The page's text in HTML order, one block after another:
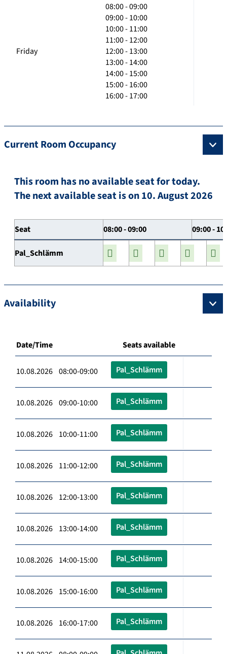
Friday
08:00 - 09:00
09:00 - 10:00
10:00 - 11:00
11:00 - 12:00
12:00 - 13:00
13:00 - 14:00
14:00 - 15:00
15:00 - 16:00
16:00 - 17:00
Current Room Occupancy
This room has no available seat for today.
The next available seat is on 10. August 2026
Seat 08:00 - 09:00 09:00 -
Pal_Schlämm
Availability
Date/Time Seats available
10.08.2026 08:00-09:00 Pal_Schlämm
10.08.2026 09:00-10:00 Pal_Schlämm
10.08.2026 10:00-11:00 Pal_Schlämm
10.08.2026 11:00-12:00 Pal_Schlämm
10.08.2026 12:00-13:00 Pal_Schlämm
10.08.2026 13:00-14:00 Pal_Schlämm
10.08.2026 14:00-15:00 Pal_Schlämm
10.08.2026 15:00-16:00 Pal_Schlämm
10.08.2026 16:00-17:00 Pal_Schlämm